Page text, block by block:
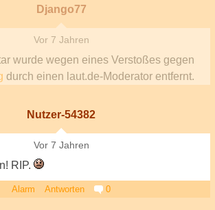
Django77
Vor 7 Jahren
wurde wegen eines Verstoßes gegen
durch einen laut.de-Moderator entfernt.
Nutzer-54382
Vor 7 Jahren
RIP.
Alarm Antworten 0